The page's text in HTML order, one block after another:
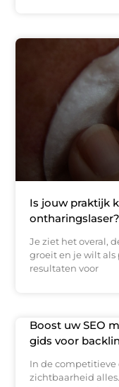
Is jouw praktijk
ontharingslaser?
Je ziet het overal,
groeit en je wilt
resultaten voor
Boost uw SEO
gids voor
In de
zichtbaarheid